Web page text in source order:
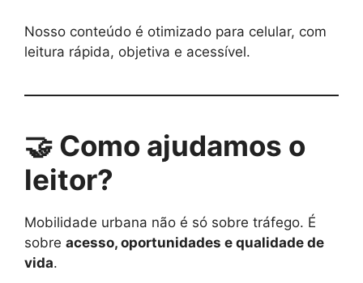
Nosso conteúdo é otimizado para celular, com
leitura rápida, objetiva e acessível.
🤝 Como ajudamos o
leitor?
Mobilidade urbana não é só sobre tráfego. É
sobre acesso, oportunidades e qualidade de
vida.